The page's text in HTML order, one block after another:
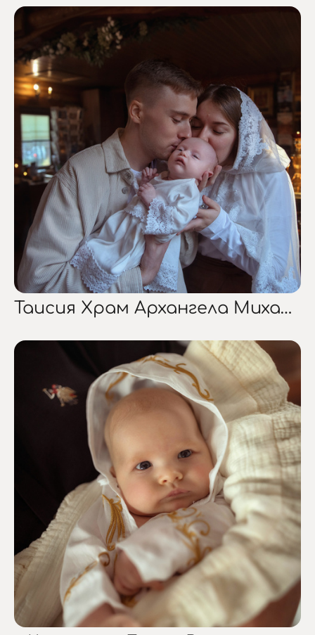
Таисия Храм Архангела Михаила